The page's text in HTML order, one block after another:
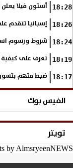
18:28 أستون فيلا
18:26 إسبانيا تتقدم على مصر 13-12 في الشوط الأول.. وناشئات الفراعنة
18:24 شروط ورسوم
18:19 تعرف على كيفية
18:17 ضبط متهم
الفيس بوك
تويتر
by AlmsryeenNEWS